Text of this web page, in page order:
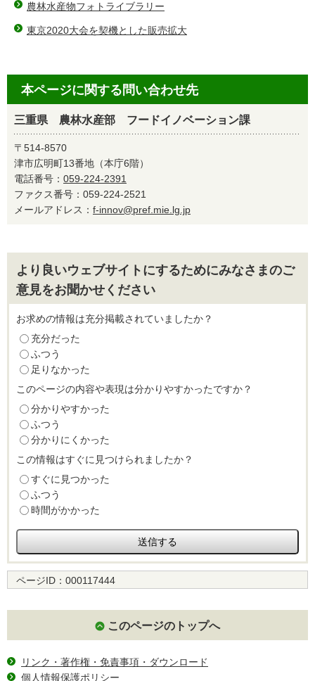
農林水産物フォトライブラリー
東京2020大会を契機とした販売拡大
本ページに関する問い合わせ先
三重県 農林水産部 フードイノベーション課
〒514-8570
津市広明町13番地（本庁6階）
電話番号： 059-224-2391
ファクス番号：059-224-2521
メールアドレス： f-innov@pref.mie.lg.jp
より良いウェブサイトにするためにみなさまのご
意見をお聞かせください
お求めの情報は充分掲載されていましたか？
充分だった
ふつう
足りなかった
このページの内容や表現は分かりやすかったですか？
分かりやすかった
ふつう
分かりにくかった
この情報はすぐに見つけられましたか？
すぐに見つかった
ふつう
時間がかかった
ページID： 000117444
このページのトップへ
リンク・著作権・免責事項・ダウンロード
個人情報保護ポリシー